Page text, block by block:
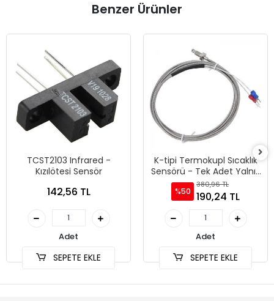
Benzer Ürünler
TCST2103 Infrared -
Kızılötesi Sensör
142,56 TL
Adet
SEPETE EKLE
K-tipi Termokupl Sıcaklık
Sensörü - Tek Adet Yalnız
Sensör
%50
380,96 TL
190,24 TL
Adet
SEPETE EKLE